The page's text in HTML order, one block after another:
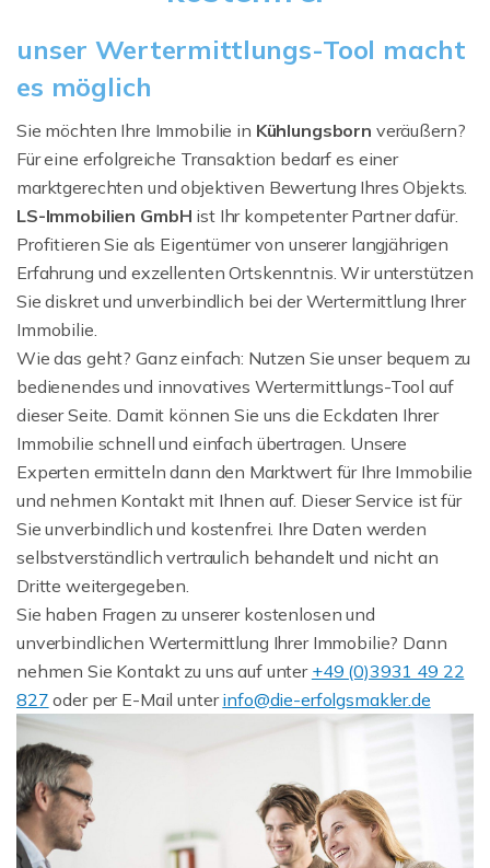
unser Wertermittlungs-Tool macht
es möglich
Sie möchten Ihre Immobilie in Kühlungsborn veräußern?
Für eine erfolgreiche Transaktion bedarf es einer
marktgerechten und objektiven Bewertung Ihres Objekts.
LS-Immobilien GmbH ist Ihr kompetenter Partner dafür.
Profitieren Sie als Eigentümer von unserer langjährigen
Erfahrung und exzellenten Ortskenntnis. Wir unterstützen
Sie diskret und unverbindlich bei der Wertermittlung Ihrer
Immobilie.
Wie das geht? Ganz einfach: Nutzen Sie unser bequem zu
bedienendes und innovatives Wertermittlungs-Tool auf
dieser Seite. Damit können Sie uns die Eckdaten Ihrer
Immobilie schnell und einfach übertragen. Unsere
Experten ermitteln dann den Marktwert für Ihre Immobilie
und nehmen Kontakt mit Ihnen auf. Dieser Service ist für
Sie unverbindlich und kostenfrei. Ihre Daten werden
selbstverständlich vertraulich behandelt und nicht an
Dritte weitergegeben.
Sie haben Fragen zu unserer kostenlosen und
unverbindlichen Wertermittlung Ihrer Immobilie? Dann
nehmen Sie Kontakt zu uns auf unter +49 (0)3931 49 22
827 oder per E-Mail unterinfo@die-erfolgsmakler.de